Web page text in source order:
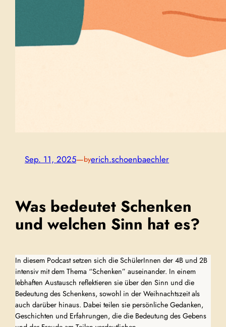
Sep. 11, 2025—byerich.schoenbaechler
Was bedeutet Schenken
und welchen Sinn hat es?
In diesem Podcast setzen sich die SchülerInnen der 4B und 2B
intensiv mit dem Thema “Schenken” auseinander. In einem
lebhaften Austausch reflektieren sie über den Sinn und die
Bedeutung des Schenkens, sowohl in der Weihnachtszeit als
auch darüber hinaus. Dabei teilen sie persönliche Gedanken,
Geschichten und Erfahrungen, die die Bedeutung des Gebens